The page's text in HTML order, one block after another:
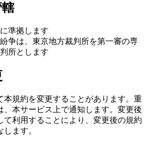
轄
準拠します
争は、東京地方裁判所を第一審の専
所とします
本規約を変更することがあります。重
、本サービス上で通知します。変更後
て利用することにより、変更後の規約
ます。